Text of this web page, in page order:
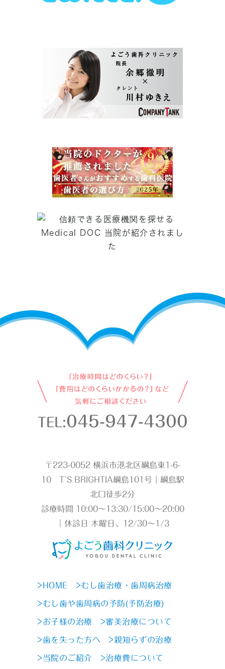
TEL:045-947-4300
〒223-0052 横浜市港北区綱島東1-6-
10 T`S BRIGHTIA綱島101号｜綱島駅
北口徒歩2分
診療時間 10:00～13:30/15:00～20:00
｜休診日 木曜日、12/30～1/3
>HOME >むし歯治療・歯周病治療
>むし歯や歯周病の予防(予防治療)
>お子様の治療 >審美治療について
>歯を失った方へ >親知らずの治療
>当院のご紹介 >治療費について